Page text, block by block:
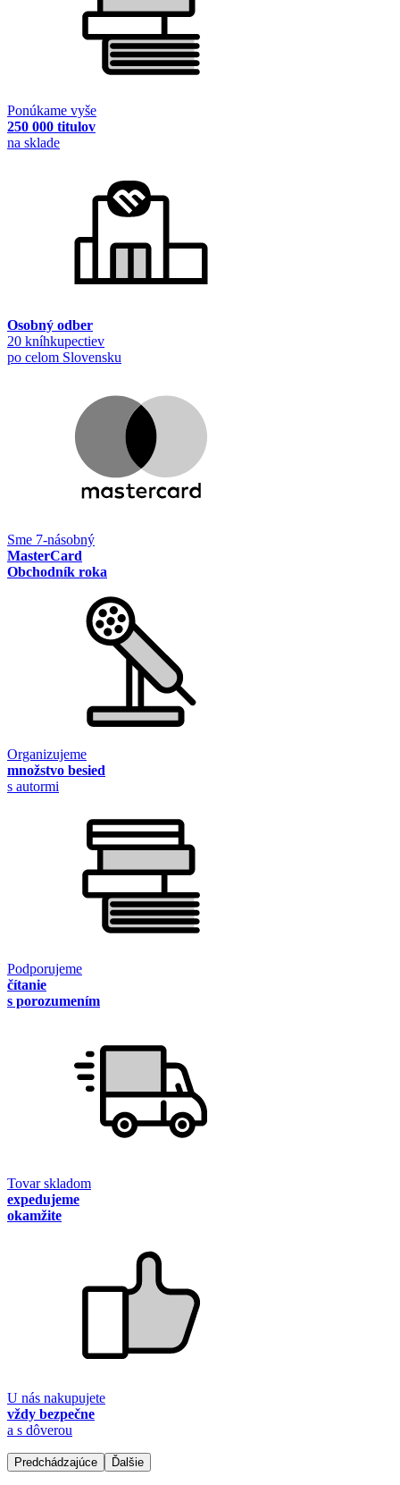
Ponúkame vyše
250 000 titulov
na sklade
Osobný odber
20 kníhkupectiev
po celom Slovensku
Sme 7-násobný
MasterCard
Obchodník roka
Organizujeme
množstvo besied
s autormi
Podporujeme
čítanie
s porozumením
Tovar skladom
expedujeme
okamžite
U nás nakupujete
vždy bezpečne
a s dôverou
Predchádzajúce Ďalšie